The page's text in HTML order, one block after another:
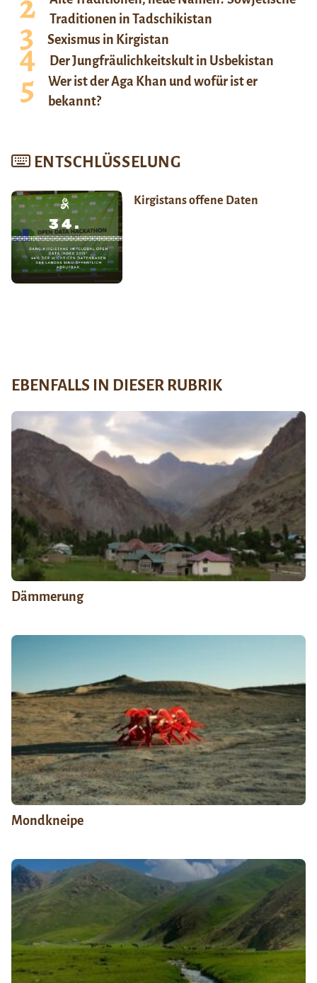
Traditionen in Tadschikistan
Sexismus in Kirgistan
Der Jungfräulichkeitskult in Usbekistan
Wer ist der Aga Khan und wofür ist er
bekannt?
ENTSCHLÜSSELUNG
Kirgistans offene Daten
EBENFALLS IN DIESER RUBRIK
Dämmerung
Mondkneipe